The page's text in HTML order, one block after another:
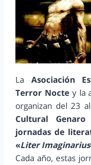
La Asociación
Terror Noctey la
organizan del 23
Cultural
jornadas de
«Liter Imaginarius
Cada año, estas